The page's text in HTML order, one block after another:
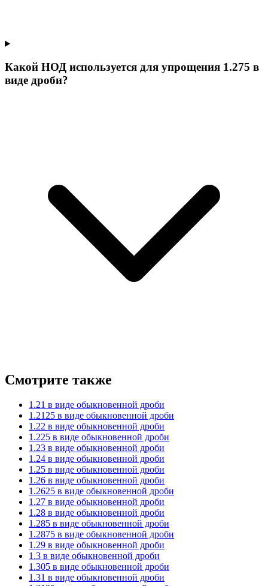
Какой НОД используется для упрощения 1.275 в
виде дроби?
Смотрите также
1.21 в виде обыкновенной дроби
1.2125 в виде обыкновенной дроби
1.22 в виде обыкновенной дроби
1.225 в виде обыкновенной дроби
1.23 в виде обыкновенной дроби
1.24 в виде обыкновенной дроби
1.25 в виде обыкновенной дроби
1.26 в виде обыкновенной дроби
1.2625 в виде обыкновенной дроби
1.27 в виде обыкновенной дроби
1.28 в виде обыкновенной дроби
1.285 в виде обыкновенной дроби
1.2875 в виде обыкновенной дроби
1.29 в виде обыкновенной дроби
1.3 в виде обыкновенной дроби
1.305 в виде обыкновенной дроби
1.31 в виде обыкновенной дроби